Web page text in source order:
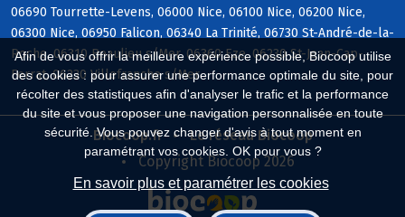
Afin de vous offrir la meilleure expérience possible, Biocoop utilise
des cookies : pour assurer une performance optimale du site, pour
récolter des statistiques afin d'analyser le trafic et la performance
du site et vous proposer une navigation personnalisée en toute
sécurité. Vous pouvez changer d'avis à tout moment en
paramétrant vos cookies. OK pour vous ?
En savoir plus et paramétrer les cookies
06690 Tourrette-Levens, 06000 Nice, 06100 Nice, 06200 Nice,
06300 Nice, 06950 Falicon, 06340 La Trinité, 06730 St-André-de-la-
Roche, 06310 Beaulieu s/Mer, 06360 Eze, 06230 St-Jean-Cap-
Ferrat, 06230 Villefranche s/Mer
Biocoop.fr
Le réseau Biocoop
Copyright Biocoop 2026